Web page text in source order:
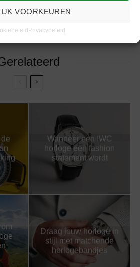
VOORKEUREN
Privacybeleid
de
Wanneer een IWC
horloge een fashion
statement wordt
Draag jouw horloge in
stijl met matchende
horlogebandjes